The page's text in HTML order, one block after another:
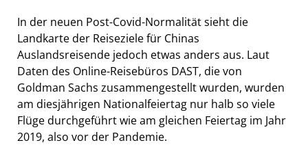
In der neuen Post-Covid-Normalität sieht die
Landkarte der Reiseziele für Chinas
Auslandsreisende jedoch etwas anders aus. Laut
Daten des Online-Reisebüros DAST, die von
Goldman Sachs zusammengestellt wurden, wurden
am diesjährigen Nationalfeiertag nur halb so viele
Flüge durchgeführt wie am gleichen Feiertag im Jahr
2019, also vor der Pandemie.